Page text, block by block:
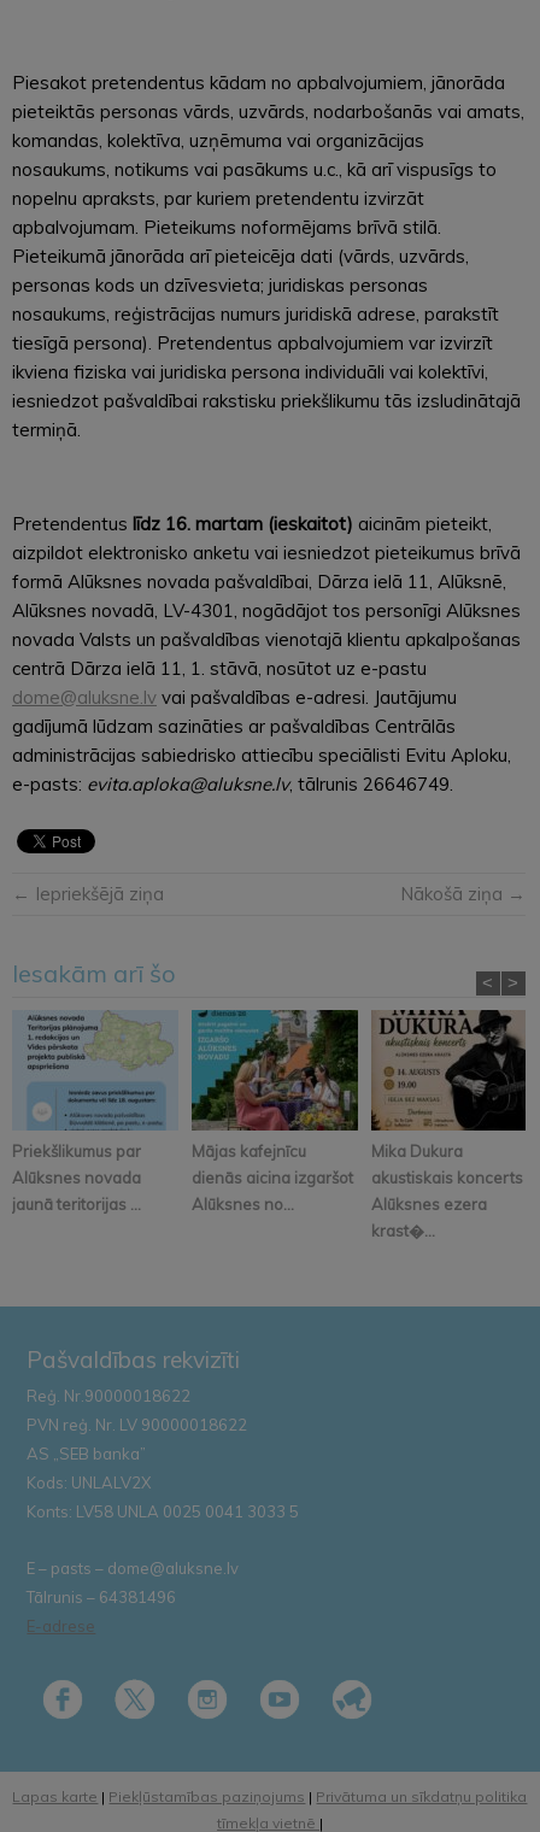
Piesakot pretendentus kādam no apbalvojumiem, jānorāda
pieteiktās personas vārds, uzvārds, nodarbošanās vai amats,
komandas, kolektīva, uzņēmuma vai organizācijas
nosaukums, notikums vai pasākums u.c., kā arī vispusīgs to
nopelnu apraksts, par kuriem pretendentu izvirzāt
apbalvojumam. Pieteikums noformējams brīvā stilā.
Pieteikumā jānorāda arī pieteicēja dati (vārds, uzvārds,
personas kods un dzīvesvieta; juridiskas personas
nosaukums, reģistrācijas numurs juridiskā adrese, parakstīt
tiesīgā persona). Pretendentus apbalvojumiem var izvirzīt
ikviena fiziska vai juridiska persona individuāli vai kolektīvi,
iesniedzot pašvaldībai rakstisku priekšlikumu tās izsludinātajā
termiņā.
Pretendentus līdz 16. martam (ieskaitot) aicinām pieteikt,
aizpildot elektronisko anketu vai iesniedzot pieteikumus brīvā
formā Alūksnes novada pašvaldībai, Dārza ielā 11, Alūksnē,
Alūksnes novadā, LV-4301, nogādājot tos personīgi Alūksnes
novada Valsts un pašvaldības vienotajā klientu apkalpošanas
centrā Dārza ielā 11, 1. stāvā, nosūtot uz e-pastu
dome@aluksne.lv vai pašvaldības e-adresi. Jautājumu
gadījumā lūdzam sazināties ar pašvaldības Centrālās
administrācijas sabiedrisko attiecību speciālisti Evitu Aploku,
e-pasts: evita.aploka@aluksne.lv, tālrunis 26646749.
← Iepriekšējā ziņa Nākošā ziņa →
Iesakām arī šo
Priekšlikumus par
Alūksnes novada
jaunā teritorijas ...
Mājas kafejnīcu
dienās aicina izgaršot
Alūksnes no...
Mika Dukura
akustiskais koncerts
Alūksnes ezera
krast�...
< >
Pašvaldības rekvizīti
Reģ. Nr.90000018622
PVN reģ. Nr. LV 90000018622
AS „SEB banka”
Kods: UNLALV2X
Konts: LV58 UNLA 0025 0041 3033 5
E – pasts – dome@aluksne.lv
Tālrunis – 64381496
E-adrese
Lapas karte | Piekļūstamības paziņojums | Privātuma un sīkdatņu politika
tīmekļa vietnē |